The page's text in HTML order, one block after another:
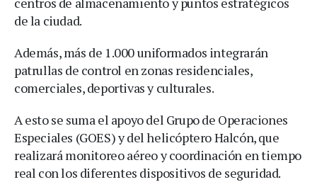
de la ciudad.
Además, más de 1.000 uniformados integrarán
patrullas de control en zonas residenciales,
comerciales, deportivas y culturales.
A esto se suma el apoyo del Grupo de Operaciones
Especiales (GOES) y del helicóptero Halcón, que
realizará monitoreo aéreo y coordinación en tiempo
real con los diferentes dispositivos de seguridad.